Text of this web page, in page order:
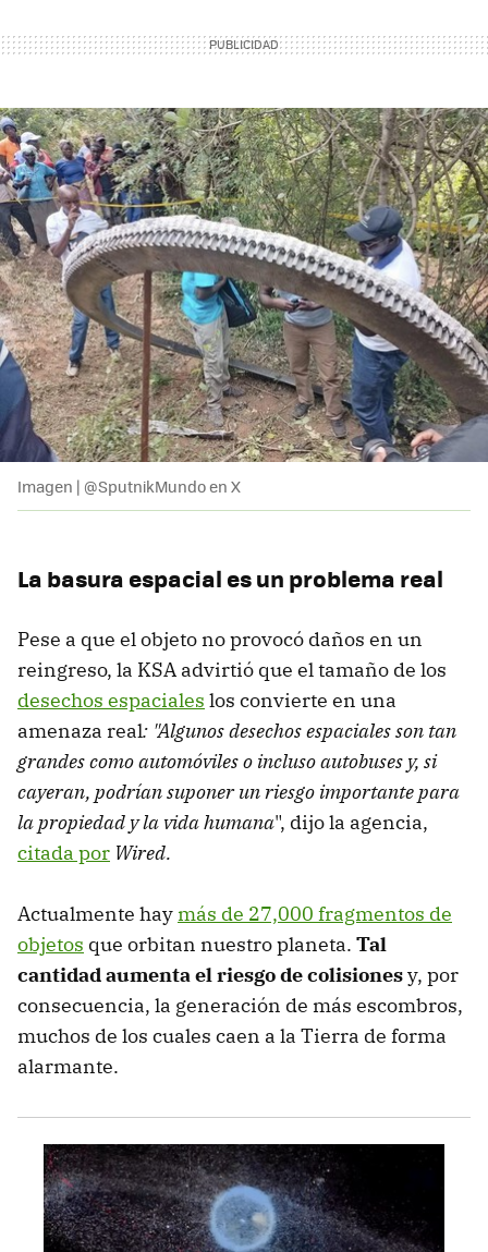
Imagen | @SputnikMundo en X
La basura espacial es un problema real
Pese a que el objeto no provocó daños en un
reingreso, la KSA advirtió que el tamaño de los
desechos espaciales los convierte en una
amenaza real: "Algunos desechos espaciales son tan
grandes como automóviles o incluso autobuses y, si
cayeran, podrían suponer un riesgo importante para
la propiedad y la vida humana", dijo la agencia,
citada por Wired.
Actualmente haymás de 27,000 fragmentos de
objetos que orbitan nuestro planeta. Tal
cantidad aumenta el riesgo de colisionesy, por
consecuencia, la generación de más escombros,
muchos de los cuales caen a la Tierra de forma
alarmante.